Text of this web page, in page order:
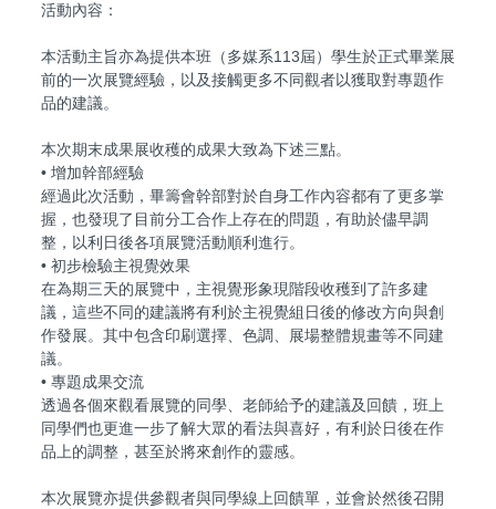
活動內容：
本活動主旨亦為提供本班（多媒系113屆）學生於正式畢業展
前的一次展覽經驗，以及接觸更多不同觀者以獲取對專題作
品的建議。
本次期末成果展收穫的成果大致為下述三點。
• 增加幹部經驗
經過此次活動，畢籌會幹部對於自身工作內容都有了更多掌
握，也發現了目前分工合作上存在的問題，有助於儘早調
整，以利日後各項展覽活動順利進行。
• 初步檢驗主視覺效果
在為期三天的展覽中，主視覺形象現階段收穫到了許多建
議，這些不同的建議將有利於主視覺組日後的修改方向與創
作發展。其中包含印刷選擇、色調、展場整體規畫等不同建
議。
• 專題成果交流
透過各個來觀看展覽的同學、老師給予的建議及回饋，班上
同學們也更進一步了解大眾的看法與喜好，有利於日後在作
品上的調整，甚至於將來創作的靈感。
本次展覽亦提供參觀者與同學線上回饋單，並會於然後召開